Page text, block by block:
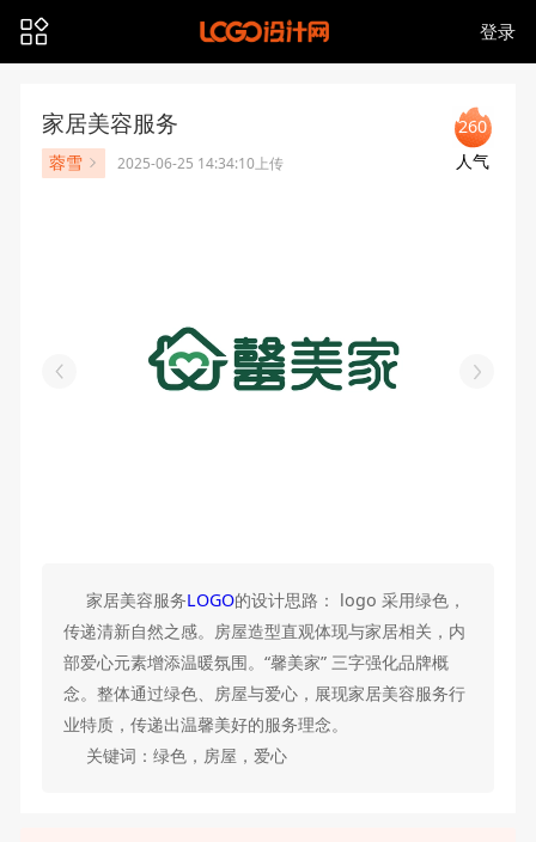
登录
家居美容服务
蓉雪 2025-06-25 14:34:10上传
260
人气
家居美容服务LOGO的设计思路： logo 采用绿色，
传递清新自然之感。房屋造型直观体现与家居相关，内
部爱心元素增添温暖氛围。“馨美家” 三字强化品牌概
念。整体通过绿色、房屋与爱心，展现家居美容服务行
业特质，传递出温馨美好的服务理念。
关键词：绿色，房屋，爱心